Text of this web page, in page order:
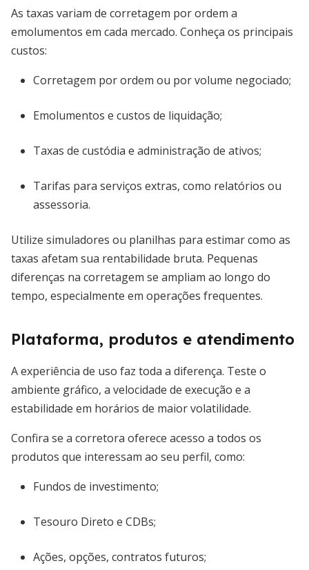
As taxas variam de corretagem por ordem a
emolumentos em cada mercado. Conheça os principais
custos:
Corretagem por ordem ou por volume negociado;
Emolumentos e custos de liquidação;
Taxas de custódia e administração de ativos;
Tarifas para serviços extras, como relatórios ou
assessoria.
Utilize simuladores ou planilhas para estimar como as
taxas afetam sua rentabilidade bruta. Pequenas
diferenças na corretagem se ampliam ao longo do
tempo, especialmente em operações frequentes.
Plataforma, produtos e atendimento
A experiência de uso faz toda a diferença. Teste o
ambiente gráfico, a velocidade de execução e a
estabilidade em horários de maior volatilidade.
Confira se a corretora oferece acesso a todos os
produtos que interessam ao seu perfil, como:
Fundos de investimento;
Tesouro Direto e CDBs;
Ações, opções, contratos futuros;